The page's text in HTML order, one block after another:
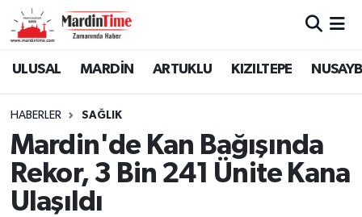
ULUSAL MARDİN ARTUKLU KIZILTEPE
HABERLER SAĞLIK
Mardin'de Kan Bağışında
Rekor, 3 Bin 241 Ünite Kana
Ulaşıldı
Mardin Nöbetçi Eczaneler
Mardin Namaz Vakitleri
Mardin Trafik Yoğunluk Haritası